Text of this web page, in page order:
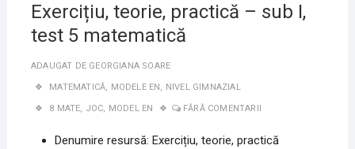
Exercițiu, teorie, practică – sub I,
test 5 matematică
ADAUGAT DE GEORGIANA SOARE
MATEMATICĂ, MODELE EN , NIVEL GIMNAZIAL
8 MATE, JOC, MODEL EN FĂRĂ COMENTARII
Denumire resursă: Exercițiu, teorie, practică